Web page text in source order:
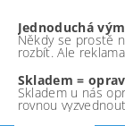
Jednoduchá
Někdy se prostě
rozbít. Ale
Skladem =
Skladem u nás
rovnou